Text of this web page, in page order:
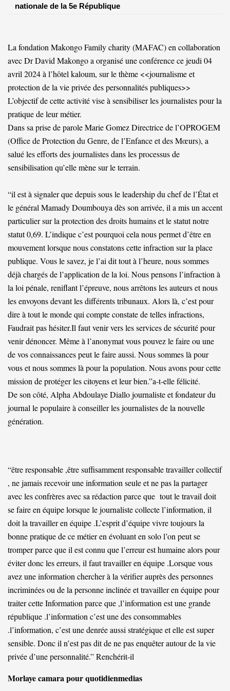
nationale de la 5e République
La fondation Makongo Family charity (MAFAC) en collaboration
avec Dr David Makongo a organisé une conférence ce jeudi 04
avril 2024 à l’hôtel kaloum, sur le thème <<journalisme et
protection de la vie privée des personnalités publiques>>
L’objectif de cette activité vise à sensibiliser les journalistes pour la
pratique de leur métier.
Dans sa prise de parole Marie Gomez Directrice de l’OPROGEM
(Office de Protection du Genre, de l’Enfance et des Mœurs), a
salué les efforts des journalistes dans les processus de
sensibilisation qu’elle mène sur le terrain.
“il est à signaler que depuis sous le leadership du chef de l’État et
le général Mamady Doumbouya dès son arrivée, il a mis un accent
particulier sur la protection des droits humains et le statut notre
statut 0,69. L’indique c’est pourquoi cela nous permet d’être en
mouvement lorsque nous constatons cette infraction sur la place
publique. Vous le savez, je l’ai dit tout à l’heure, nous sommes
déjà chargés de l’application de la loi. Nous pensons l’infraction à
la loi pénale, reniflant l’épreuve, nous arrêtons les auteurs et nous
les envoyons devant les différents tribunaux. Alors là, c’est pour
dire à tout le monde qui compte constate de telles infractions,
Faudrait pas hésiter.Il faut venir vers les services de sécurité pour
venir dénoncer. Même à l’anonymat vous pouvez le faire ou une
de vos connaissances peut le faire aussi. Nous sommes là pour
vous et nous sommes là pour la population. Nous avons pour cette
mission de protéger les citoyens et leur bien.”a-t-elle félicité.
De son côté, Alpha Abdoulaye Diallo journaliste et fondateur du
journal le populaire à conseiller les journalistes de la nouvelle
génération.
“être responsable ,être suffisamment responsable travailler collectif
, ne jamais recevoir une information seule et ne pas la partager
avec les confrères avec sa rédaction parce que tout le travail doit
se faire en équipe lorsque le journaliste collecte l’information, il
doit la travailler en équipe .L’esprit d’équipe vivre toujours la
bonne pratique de ce métier en évoluant en solo l’on peut se
tromper parce que il est connu que l’erreur est humaine alors pour
éviter donc les erreurs, il faut travailler en équipe .Lorsque vous
avez une information chercher à la vérifier auprès des personnes
incriminées ou de la personne inclinée et travailler en équipe pour
traiter cette Information parce que ,l’information est une grande
république .l’information c’est une des consommables
.l’information, c’est une denrée aussi stratégique et elle est super
sensible. Donc il n’est pas dit de ne pas enquêter autour de la vie
privée d’une personnalité.” Renchérit-il
Morlaye camara pour quotidienmedias